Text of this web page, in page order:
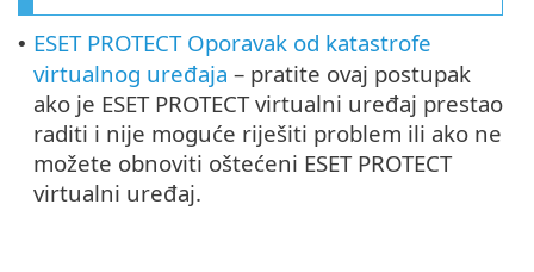
• ESET PROTECT Oporavak od katastrofe
virtualnog uređaja – pratite ovaj postupak
ako je ESET PROTECT virtualni uređaj prestao
raditi i nije moguće riješiti problem ili ako ne
možete obnoviti oštećeni ESET PROTECT
virtualni uređaj.